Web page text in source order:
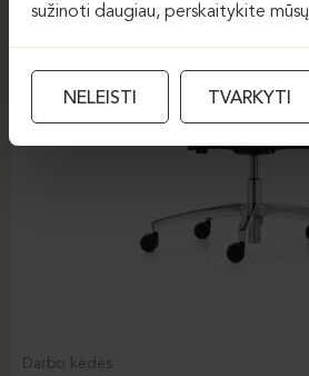
Darbo kėdės
sužinoti daugiau, perskaitykite mūsų
NELEISTI TVARKYTI